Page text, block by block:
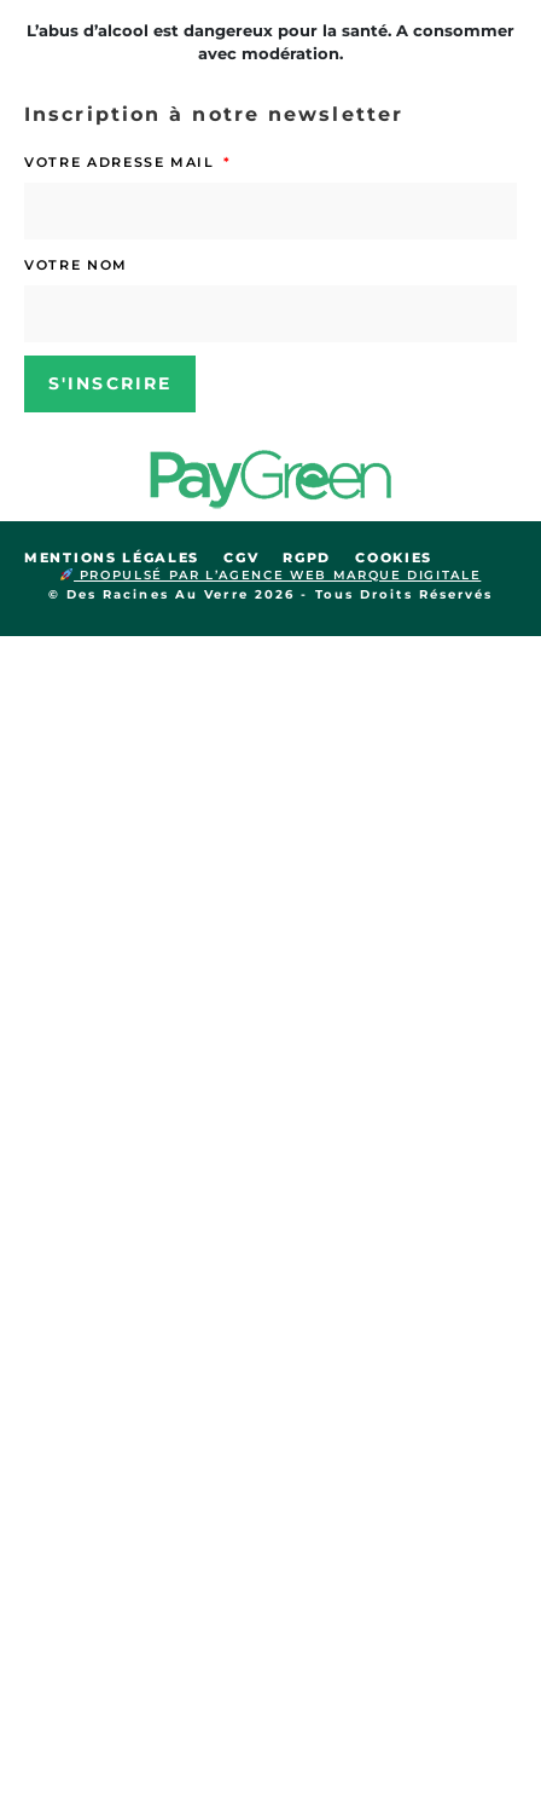
L’abus d’alcool est dangereux pour la santé. A consommer
avec modération.
Inscription à notre newsletter
VOTRE ADRESSE MAIL
VOTRE NOM
S'INSCRIRE
© Des Racines Au Verre 2026 - Tous Droits Réservés
PROPULSÉ PAR L’AGENCE WEB MARQUE DIGITALE
MENTIONS LÉGALES CGV RGPD COOKIES